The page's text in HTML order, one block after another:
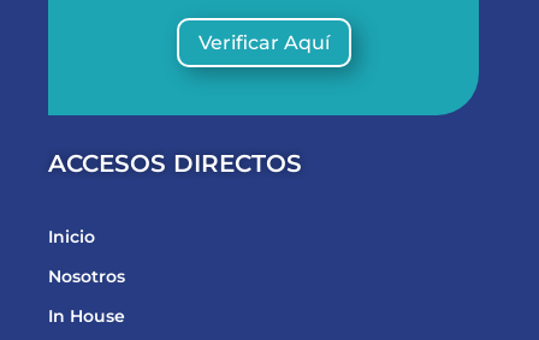
Verificar Aquí
ACCESOS DIRECTOS
Inicio
Nosotros
In House